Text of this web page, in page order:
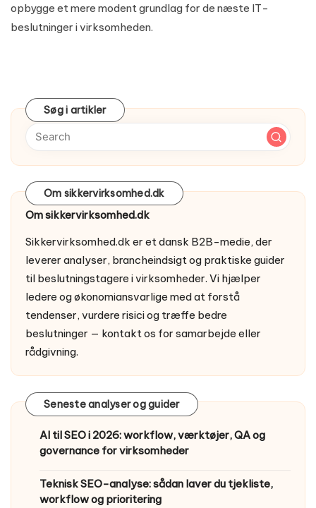
opbygge et mere modent grundlag for de næste IT-
beslutninger i virksomheden.
Søg i artikler
Om sikkervirksomhed.dk
Om sikkervirksomhed.dk
Sikkervirksomhed.dk er et dansk B2B-medie, der
leverer analyser, brancheindsigt og praktiske guider
til beslutningstagere i virksomheder. Vi hjælper
ledere og økonomiansvarlige med at forstå
tendenser, vurdere risici og træffe bedre
beslutninger — kontakt os for samarbejde eller
rådgivning.
Seneste analyser og guider
AI til SEO i 2026: workflow, værktøjer, QA og
governance for virksomheder
Teknisk SEO-analyse: sådan laver du tjekliste,
workflow og prioritering